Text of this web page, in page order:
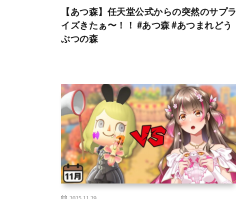
【あつ森】任天堂公式からの突然のサプラ
イズきたぁ〜！！ #あつ森 #あつまれどう
ぶつの森